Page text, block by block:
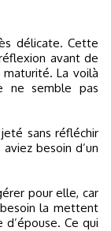
délicate. Cette
avant de
La voilà
ne semble pas
sans réfléchir
besoin d’un
pour elle, car
la mettent
Ce qui